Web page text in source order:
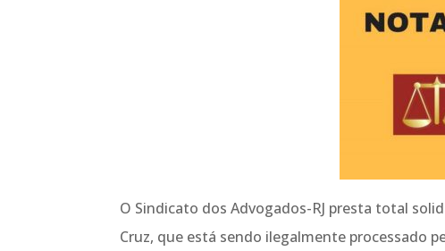
O Sindicato dos Advogados-RJ presta total
Cruz, que está sendo ilegalmente processado